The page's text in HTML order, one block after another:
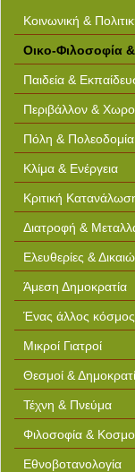
Κοινωνική &
Οικο-Φιλοσοφία
Παιδεία &
Περιβάλλον &
Πόλη & Πολεοδομία
Κλίμα & Ενέργεια
Κριτική
Διατροφή &
Ελευθερίες &
Άμεση Δημοκρατία
Ένας άλλος κόσμος
Μικροί Γιατροί
Θεσμοί &
Τέχνη & Πνεύμα
Φιλοσοφία &
Εθνοβοτανολογία